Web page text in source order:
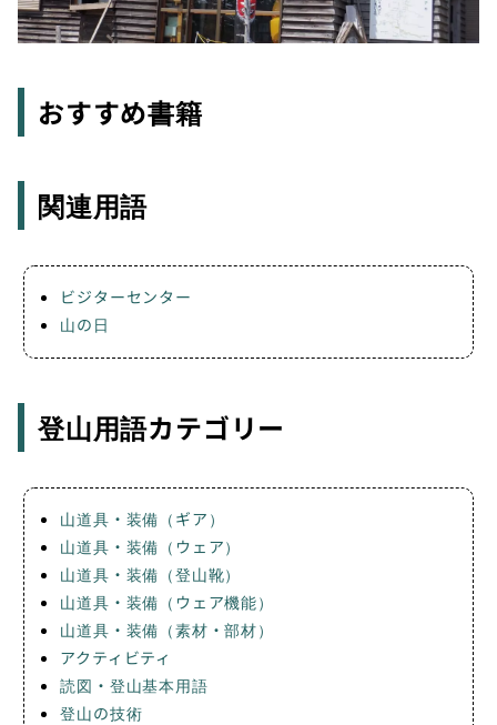
おすすめ書籍
関連用語
ビジターセンター
山の日
登山用語カテゴリー
山道具・装備（ギア）
山道具・装備（ウェア）
山道具・装備（登山靴）
山道具・装備（ウェア機能）
山道具・装備（素材・部材）
アクティビティ
読図・登山基本用語
登山の技術